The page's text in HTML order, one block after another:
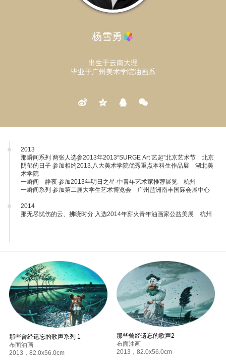
杨雪勇
出生于云南大理
毕业于广州美术学院油画系
2013
那瞬间系列 两张人选参2013年2013“SURGE Art 艺起”北京艺术节 北京
阴郁的日子 参加相约2013.八大美术学院优秀重点本科生作品展 湖北美
术学院
一瞬间—静夜 参加2013年明日之星·中青年艺术家推荐展览 杭州
一瞬间系列 参加第二届大学生艺术博览会 广州琶洲南丰国际会展中心
2014
那无尽忧伤的云、拂晓时分 入选2014年薪火青年油画家公益美展 杭州
那些曾经遗忘的歌声系列 1
布面油画
2013 ， 82.0x56.0cm
那些曾经遗忘的歌声2
布面油画
2013 ， 82.0x56.0cm